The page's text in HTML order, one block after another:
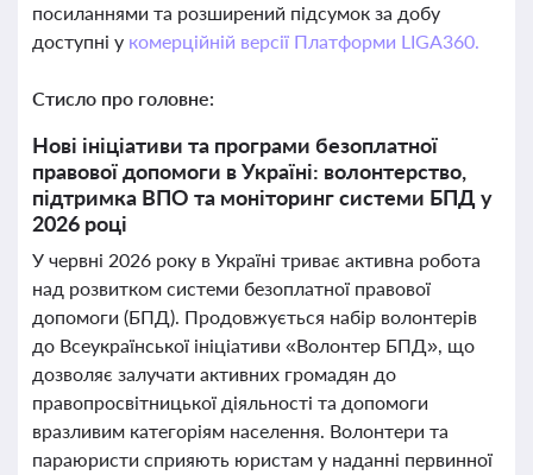
посиланнями та розширений підсумок за добу
доступні у комерційній версії Платформи LIGA360.
Стисло про головне:
Нові ініціативи та програми безоплатної
правової допомоги в Україні: волонтерство,
підтримка ВПО та моніторинг системи БПД у
2026 році
У червні 2026 року в Україні триває активна робота
над розвитком системи безоплатної правової
допомоги (БПД). Продовжується набір волонтерів
до Всеукраїнської ініціативи «Волонтер БПД», що
дозволяє залучати активних громадян до
правопросвітницької діяльності та допомоги
вразливим категоріям населення. Волонтери та
параюристи сприяють юристам у наданні первинної